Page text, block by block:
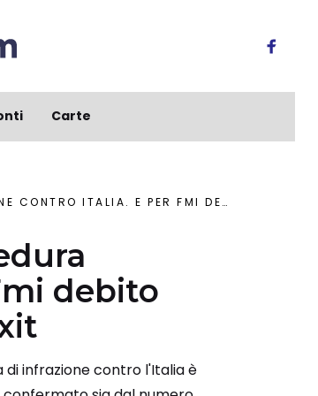
Carte
DEBITO ITALIANO RISCHIO COME HARD BREXIT
debito
di infrazione contro l'Italia è